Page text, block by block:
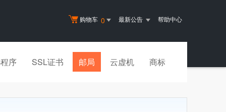
购物车 0 最新公告 帮助中心
序 SSL证书 邮局 云虚机 商标